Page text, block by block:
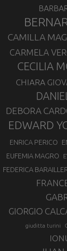
CAMILLA
CARMELA
CECILIA
CHIARA
DEBORA
EDWARD
ENRICA PERICO
EUFEMIA MAGRO
FEDERICA
GIORGIO
giuditta turini